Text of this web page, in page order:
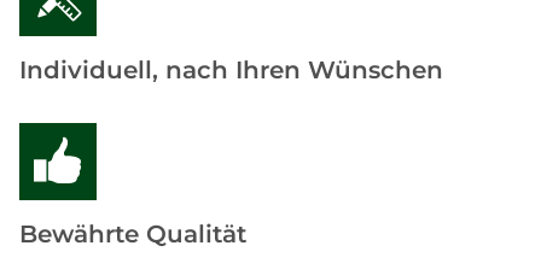
Individuell, nach Ihren Wünschen
Bewährte Qualität